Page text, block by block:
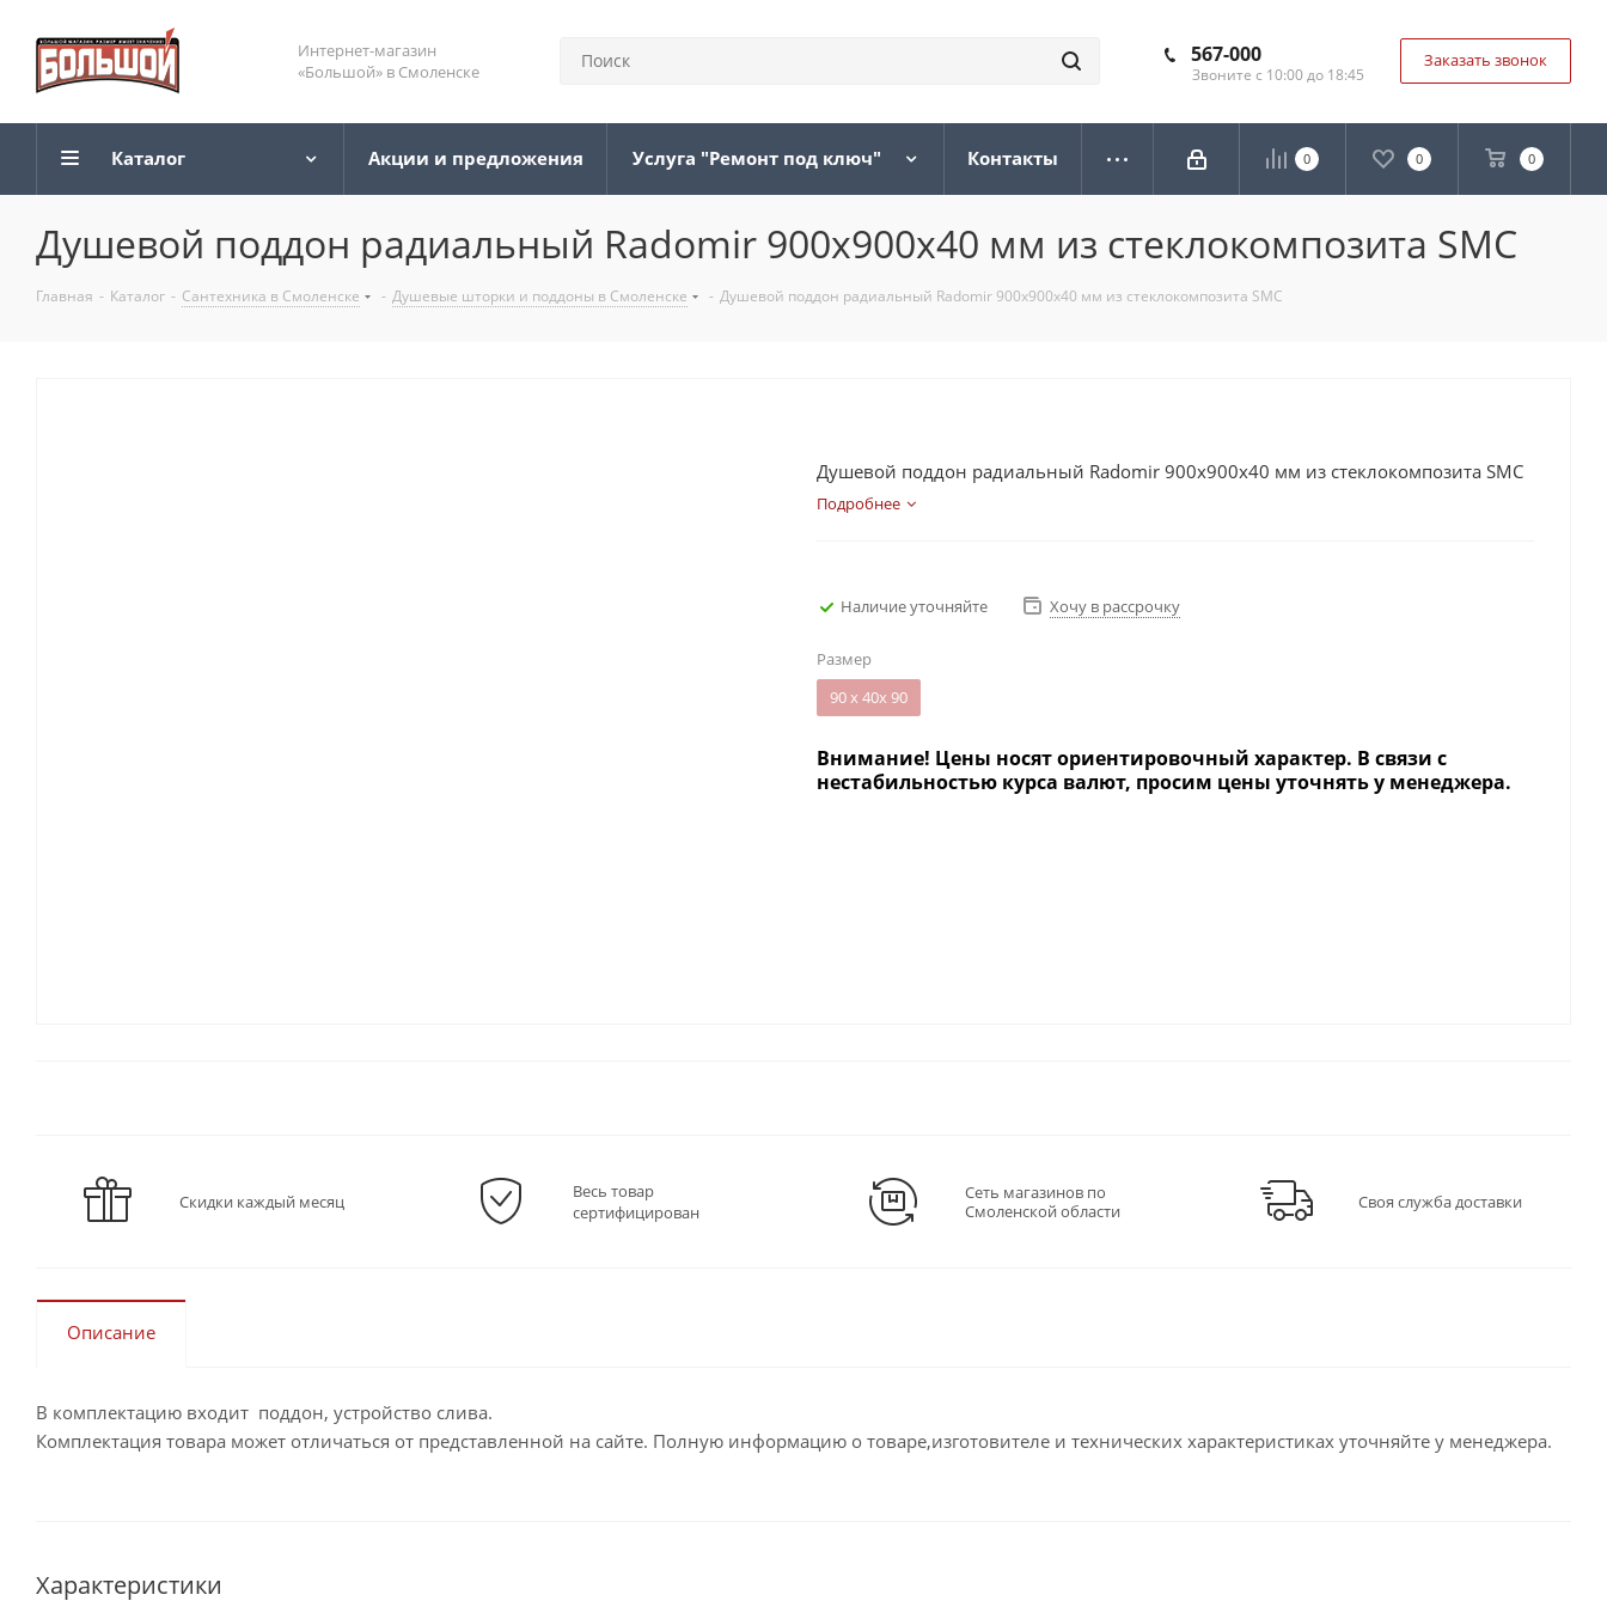
Интернет-магазин
«Большой» в Смоленске
567-000
Звоните с 10:00 до 18:45
Заказать звонок
0 0 0
Каталог Акции и предложения Услуга "Ремонт под ключ" Контакты
Душевой поддон радиальный Radomir 900х900х40 мм из стеклокомпозита SMC
Главная - Каталог - Сантехника в Смоленске - Душевые шторки и поддоны в Смоленске - Душевой поддон радиальный Radomir 900х900х40 мм из стеклокомпозита SMC
Душевой поддон радиальный Radomir 900х900х40 мм из стеклокомпозита SMC
Подробнее
Наличие уточняйте Хочу в рассрочку
Размер
90 х 40х 90
Внимание! Цены носят ориентировочный характер. В связи с
нестабильностью курса валют, просим цены уточнять у менеджера.
Скидки каждый месяц
Весь товар
сертифицирован
Сеть магазинов по
Смоленской области
Своя служба доставки
Описание
В комплектацию входит поддон, устройство слива.
Комплектация товара может отличаться от представленной на сайте. Полную информацию о товаре,изготовителе и технических характеристиках уточняйте у менеджера.
Характеристики